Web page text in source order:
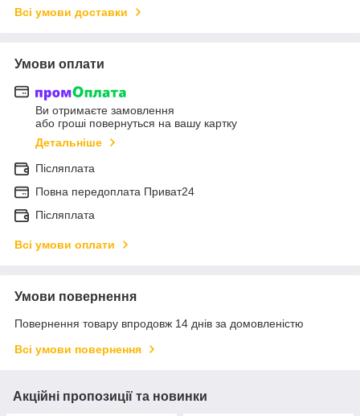
Всі умови доставки
Умови оплати
Ви отримаєте замовлення
або гроші повернуться на вашу картку
Детальніше
Післяплата
Повна передоплата Приват24
Післяплата
Всі умови оплати
Умови повернення
Повернення товару впродовж 14 днів за домовленістю
Всі умови повернення
Акційні пропозиції та новинки